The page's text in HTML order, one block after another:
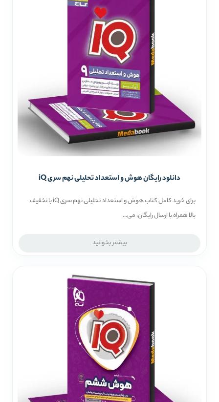
دانلود رایگان هوش و استعداد تحلیلی نهم سری iQ
برای خرید کامل کتاب هوش و استعداد تحلیلی نهم سری iQ با تخفیف
بالا همراه با ارسال رایگان، می...
بیشتر بخوانید